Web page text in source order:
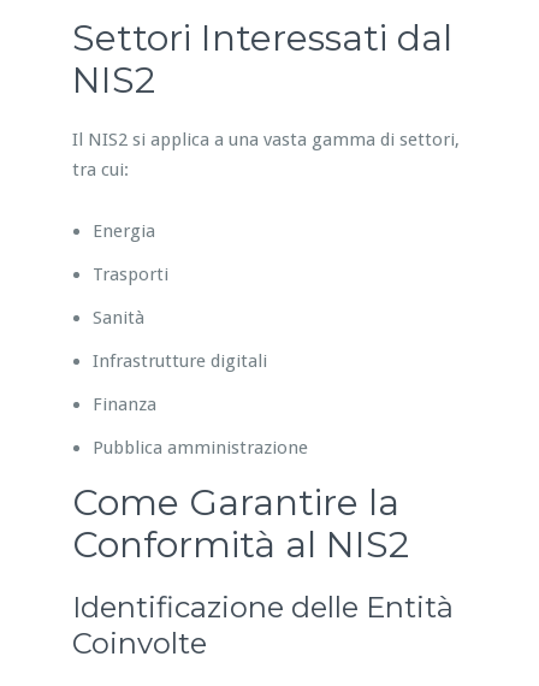
Settori Interessati dal
NIS2
Il NIS2 si applica a una vasta gamma di settori,
tra cui:
Energia
Trasporti
Sanità
Infrastrutture digitali
Finanza
Pubblica amministrazione
Come Garantire la
Conformità al NIS2
Identificazione delle Entità
Coinvolte